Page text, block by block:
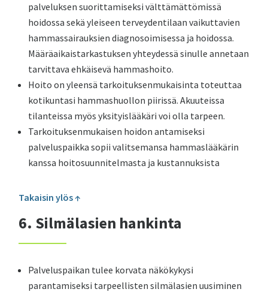
palveluksen suorittamiseksi välttämättömissä
hoidossa sekä yleiseen terveydentilaan vaikuttavien
hammassairauksien diagnosoimisessa ja hoidossa.
Määräaikaistarkastuksen yhteydessä sinulle annetaan
tarvittava ehkäisevä hammashoito.
Hoito on yleensä tarkoituksenmukaisinta toteuttaa
kotikuntasi hammashuollon piirissä. Akuuteissa
tilanteissa myös yksityislääkäri voi olla tarpeen.
Tarkoituksenmukaisen hoidon antamiseksi
palveluspaikka sopii valitsemansa hammaslääkärin
kanssa hoitosuunnitelmasta ja kustannuksista
Takaisin ylös ↑
6. Silmälasien hankinta
Palveluspaikan tulee korvata näkökykysi
parantamiseksi tarpeellisten silmälasien uusiminen